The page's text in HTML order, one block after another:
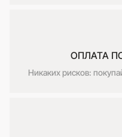
ОПЛАТА
Никаких рисков: